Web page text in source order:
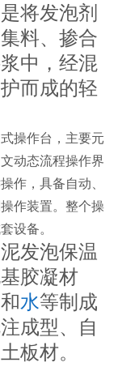
将发泡剂
料、掺合
中，经混
而成的轻
操作台，主要元
动态流程操作界
作，具备自动、
作装置。整个操
设备。
发泡保温
胶凝材
水等制成
成型、自
板材。